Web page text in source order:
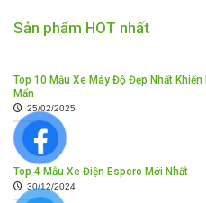
Sản phẩm HOT nhất
Top 10 Mẫu Xe Máy Độ Đẹp Nhất Khiến
Mẩn
25/02/2025
Top 4 Mẫu Xe Điện Espero Mới Nhất
30/12/2024